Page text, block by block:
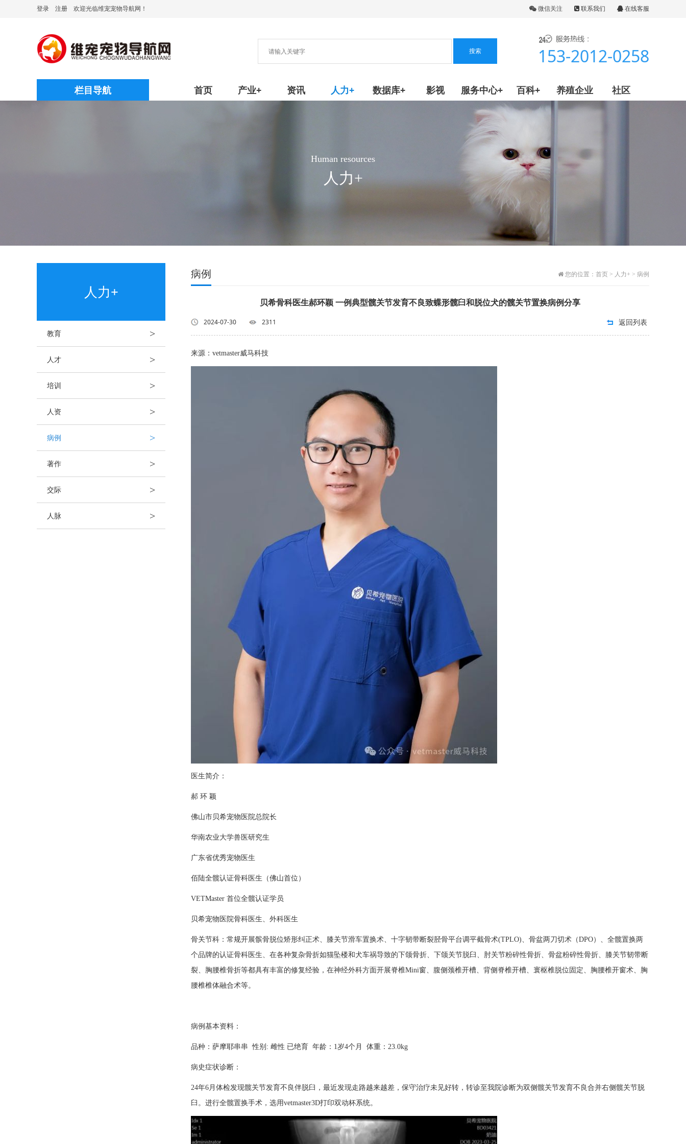
登录 注册 欢迎光临维宠宠物导航网！ 微信关注 联系我们 在线客服
153-2012-0258
栏目导航 首页 产业+ 资讯 人力+ 数据库+ 影视 服务中心+ 百科+ 养殖企业 社区
Human resources
人力+
人力+
教育 >
人才 >
培训 >
人资 >
病例 >
著作 >
交际 >
人脉 >
病例 您的位置： 首页 > 人力+ > 病例
贝希骨科医生郝环颖 一例典型髋关节发育不良致蝶形髋臼和脱位犬的髋关节置换病例分享
2024-07-30 2311 返回列表
来源：vetmaster威马科技
医生简介：
郝 环 颖
佛山市贝希宠物医院总院长
华南农业大学兽医研究生
广东省优秀宠物医生
佰陆全髋认证骨科医生（佛山首位）
VETMaster 首位全髋认证学员
贝希宠物医院骨科医生、外科医生
骨关节科：常规开展髌骨脱位矫形纠正术、膝关节滑车置换术、十字韧带断裂胫骨平台调平截骨术(TPLO)、骨盆两刀切术（DPO）、全髋置换两
个品牌的认证骨科医生、在各种复杂骨折如猫坠楼和犬车祸导致的下颌骨折、下颌关节脱臼、肘关节粉碎性骨折、骨盆粉碎性骨折、膝关节韧带断
裂、胸腰椎骨折等都具有丰富的修复经验，在神经外科方面开展脊椎Mini窗、腹侧颈椎开槽、背侧脊椎开槽、寰枢椎脱位固定、胸腰椎开窗术、胸
腰椎椎体融合术等。
病例基本资料：
品种：萨摩耶串串 性别: 雌性 已绝育 年龄：1岁4个月 体重：23.0kg
病史症状诊断：
24年6月体检发现髋关节发育不良伴脱臼，最近发现走路越来越差，保守治疗未见好转，转诊至我院诊断为双侧髋关节发育不良合并右侧髋关节脱
臼。进行全髋置换手术，选用vetmaster3D打印双动杯系统。